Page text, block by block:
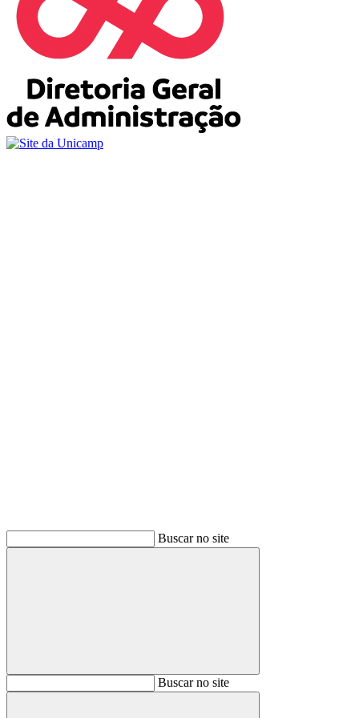
Buscar no site
BuscarBuscar no site